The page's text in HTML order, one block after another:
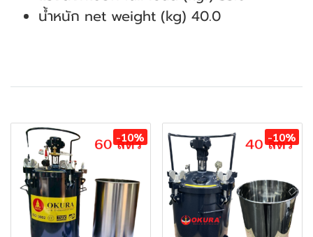
น้ำหนัก net weight (kg) 40.0
-10% -10%